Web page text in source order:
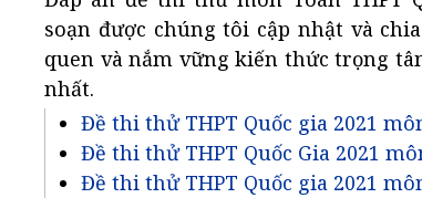
soạn được chúng tôi cập nhật và
quen và nắm vững kiến thức trọng
nhất.
Đề thi thử THPT Quốc gia 2021
Đề thi thử THPT Quốc Gia 2021
Đề thi thử THPT Quốc gia 2021